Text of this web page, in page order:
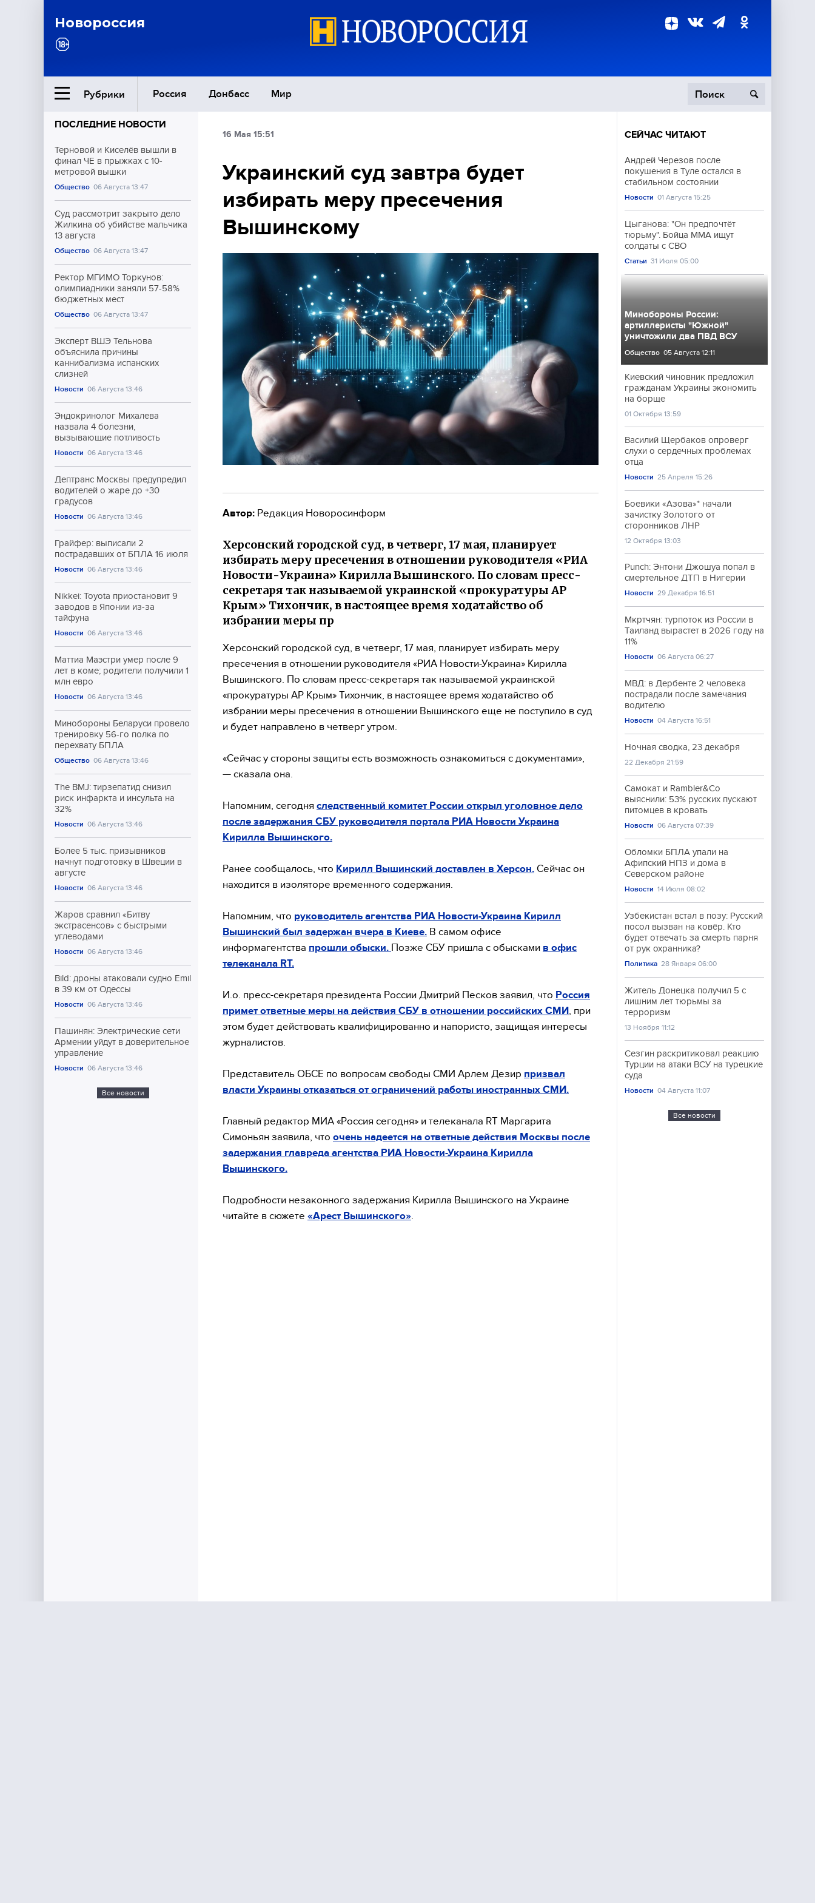
Новороссия
Рубрики Россия Донбасс Мир
Ближний Восток
Общество
Экономика
Происшествия
Культура
ПОСЛЕДНИЕ НОВОСТИ
Терновой и Киселёв вышли в
финал ЧЕ в прыжках с 10-
метровой вышки
Общество 06 Августа 13:47
Суд рассмотрит закрыто дело
Жилкина об убийстве мальчика
13 августа
Общество 06 Августа 13:47
Ректор МГИМО Торкунов:
олимпиадники заняли 57-58%
бюджетных мест
Общество 06 Августа 13:47
Эксперт ВШЭ Тельнова
объяснила причины
каннибализма испанских
слизней
Новости 06 Августа 13:46
Эндокринолог Михалева
назвала 4 болезни,
вызывающие потливость
Новости 06 Августа 13:46
Дептранс Москвы предупредил
водителей о жаре до +30
градусов
Новости 06 Августа 13:46
Грайфер: выписали 2
пострадавших от БПЛА 16 июля
Новости 06 Августа 13:46
Nikkei: Toyota приостановит 9
заводов в Японии из-за
тайфуна
Новости 06 Августа 13:46
Маттиа Маэстри умер после 9
лет в коме; родители получили 1
млн евро
Новости 06 Августа 13:46
Минобороны Беларуси провело
тренировку 56-го полка по
перехвату БПЛА
Общество 06 Августа 13:46
The BMJ: тирзепатид снизил
риск инфаркта и инсульта на
32%
Новости 06 Августа 13:46
Более 5 тыс. призывников
начнут подготовку в Швеции в
августе
Новости 06 Августа 13:46
Жаров сравнил «Битву
экстрасенсов» с быстрыми
углеводами
Новости 06 Августа 13:46
Bild: дроны атаковали судно Emil
в 39 км от Одессы
Новости 06 Августа 13:46
Пашинян: Электрические сети
Армении уйдут в доверительное
управление
Новости 06 Августа 13:46
Все новости
16 Мая 15:51
Украинский суд завтра будет
избирать меру пресечения
Вышинскому
Автор: Редакция Новоросинформ
Херсонский городской суд, в четверг, 17 мая, планирует
избирать меру пресечения в отношении руководителя «РИА
Новости-Украина» Кирилла Вышинского. По словам пресс-
секретаря так называемой украинской «прокуратуры АР
Крым» Тихончик, в настоящее время ходатайство об
избрании меры пр
Херсонский городской суд, в четверг, 17 мая, планирует избирать меру
пресечения в отношении руководителя «РИА Новости-Украина» Кирилла
Вышинского. По словам пресс-секретаря так называемой украинской
«прокуратуры АР Крым» Тихончик, в настоящее время ходатайство об
избрании меры пресечения в отношении Вышинского еще не поступило в суд
и будет направлено в четверг утром.
«Сейчас у стороны защиты есть возможность ознакомиться с документами»,
— сказала она.
Напомним, сегодня следственный комитет России открыл уголовное дело
после задержания СБУ руководителя портала РИА Новости Украина
Кирилла Вышинского.
Ранее сообщалось, что Кирилл Вышинский доставлен в Херсон. Сейчас он
находится в изоляторе временного содержания.
Напомним, что руководитель агентства РИА Новости-Украина Кирилл
Вышинский был задержан вчера в Киеве. В самом офисе
информагентства прошли обыски. Позже СБУ пришла с обысками в офис
телеканала RT.
И.о. пресс-секретаря президента России Дмитрий Песков заявил, что Россия
примет ответные меры на действия СБУ в отношении российских СМИ , при
этом будет действовать квалифицированно и напористо, защищая интересы
журналистов.
Представитель ОБСЕ по вопросам свободы СМИ Арлем Дезир призвал
власти Украины отказаться от ограничений работы иностранных СМИ.
Главный редактор МИА «Россия сегодня» и телеканала RT Маргарита
Симоньян заявила, что очень надеется на ответные действия Москвы после
задержания главреда агентства РИА Новости-Украина Кирилла
Вышинского.
Подробности незаконного задержания Кирилла Вышинского на Украине
читайте в сюжете «Арест Вышинского»
СЕЙЧАС ЧИТАЮТ
Андрей Черезов после
покушения в Туле остался в
стабильном состоянии
Новости 01 Августа 15:25
Цыганова: "Он предпочтёт
тюрьму". Бойца ММА ищут
солдаты с СВО
Статьи 31 Июля 05:00
Минобороны России:
артиллеристы "Южной"
уничтожили два ПВД ВСУ
Общество 05 Августа 12:11
Киевский чиновник предложил
гражданам Украины экономить
на борще
01 Октября 13:59
Василий Щербаков опроверг
слухи о сердечных проблемах
отца
Новости 25 Апреля 15:26
Боевики «Азова»* начали
зачистку Золотого от
сторонников ЛНР
12 Октября 13:03
Punch: Энтони Джошуа попал в
смертельное ДТП в Нигерии
Новости 29 Декабря 16:51
Мкртчян: турпоток из России в
Таиланд вырастет в 2026 году на
11%
Новости 06 Августа 06:27
МВД: в Дербенте 2 человека
пострадали после замечания
водителю
Новости 04 Августа 16:51
Ночная сводка, 23 декабря
22 Декабря 21:59
Самокат и Rambler&Co
выяснили: 53% русских пускают
питомцев в кровать
Новости 06 Августа 07:39
Обломки БПЛА упали на
Афипский НПЗ и дома в
Северском районе
Новости 14 Июля 08:02
Узбекистан встал в позу: Русский
посол вызван на ковёр. Кто
будет отвечать за смерть парня
от рук охранника?
Политика 28 Января 06:00
Житель Донецка получил 5 с
лишним лет тюрьмы за
терроризм
13 Ноября 11:12
Сезгин раскритиковал реакцию
Турции на атаки ВСУ на турецкие
суда
Новости 04 Августа 11:07
Все новости